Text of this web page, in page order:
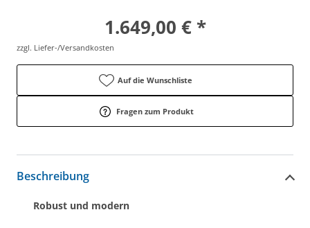
1.649,00 € *
zzgl. Liefer-/Versandkosten
Auf die Wunschliste
Fragen zum Produkt
Beschreibung
Robust und modern